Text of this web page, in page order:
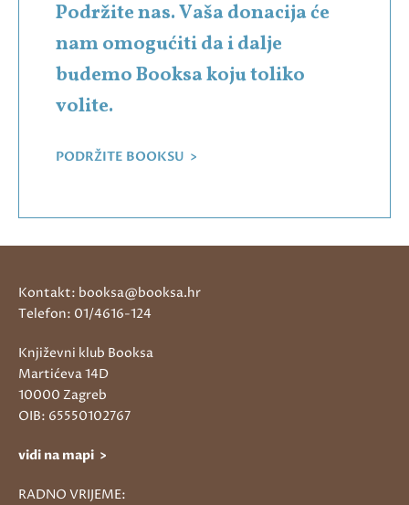
Podržite nas. Vaša donacija će
nam omogućiti da i dalje
budemo Booksa koju toliko
volite.
PODRŽITE BOOKSU >
Kontakt: booksa@booksa.hr
Telefon: 01/4616-124
Književni klub Booksa
Martićeva 14D
10000 Zagreb
OIB: 65550102767
vidi na mapi >
RADNO VRIJEME: